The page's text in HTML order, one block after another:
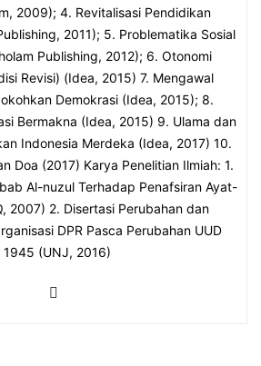
2009); 4. Revitalisasi Pendidikan
2011); 5. Problematika Sosial
Publishing, 2012); 6. Otonomi
Revisi) (Idea, 2015) 7. Mengawal
Demokrasi (Idea, 2015); 8.
Bermakna (Idea, 2015) 9. Ulama dan
Indonesia Merdeka (Idea, 2017) 10.
Doa (2017) Karya Penelitian Ilmiah: 1.
Al-nuzul Terhadap Penafsiran Ayat-
2007) 2. Disertasi Perubahan dan
DPR Pasca Perubahan UUD
1945 (UNJ, 2016)